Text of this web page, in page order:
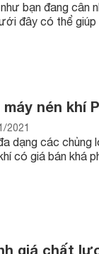
bạn đang cân
đây có thể giúp
máy nén khí
2021
dạng các chủng
có giá bán khá
giá chất